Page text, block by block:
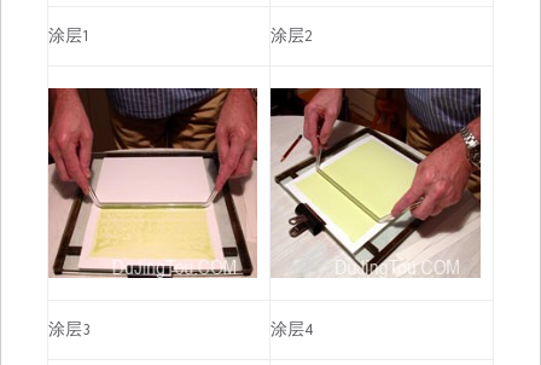
涂层1 涂层2
涂层3 涂层4